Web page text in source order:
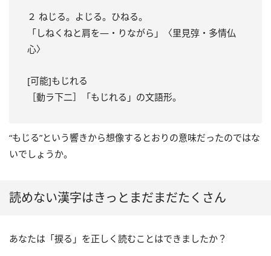
２ ねじる。よじる。ひねる。
「しねくねと肩を―・りながら」〈里見弴・多情仏
心〉
[可能]もじれる
［動ラ下二］「もじれる」の文語形。
“もじる”という響きから想像するとおりの意味だったのではな
いでしょうか。
読めない漢字はきっとまだまだたくさん
あなたは「捩る」を正しく読むことはできましたか？